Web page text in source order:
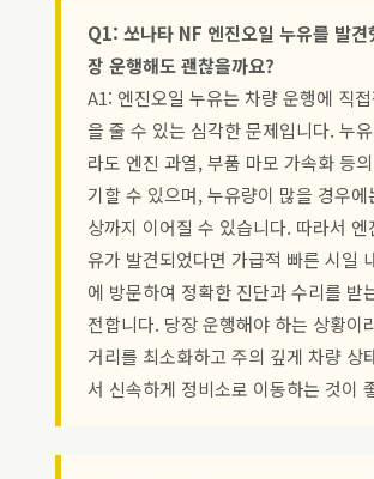
Q1: 쏘나타 NF 엔진오일 누유를 발견
장 운행해도 괜찮을까요?
A1: 엔진오일 누유는 차량 운행에 직
을 줄 수 있는 심각한 문제입니다. 누
라도 엔진 과열, 부품 마모 가속화 등
기할 수 있으며, 누유량이 많을 경우에
상까지 이어질 수 있습니다. 따라서 엔
유가 발견되었다면 가급적 빠른 시일
에 방문하여 정확한 진단과 수리를 받
전합니다. 당장 운행해야 하는 상황이
거리를 최소화하고 주의 깊게 차량 상
서 신속하게 정비소로 이동하는 것이